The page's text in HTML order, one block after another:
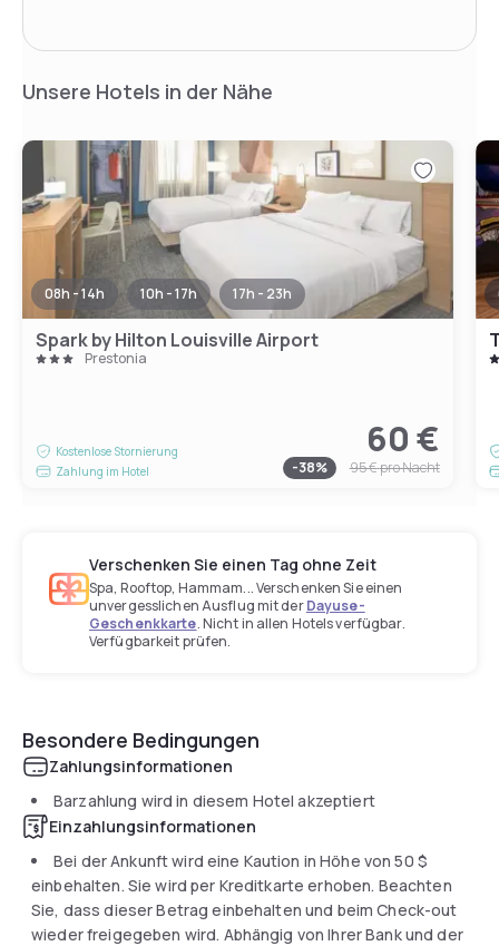
Unsere Hotels in der Nähe
08h - 14h 10h - 17h 17h - 23h
Spark by Hilton Louisville Airport
Prestonia
Kostenlose Stornierung
Zahlung im Hotel
60 €
-38% 95 €pro Nacht
Verschenken Sie einen Tag ohne Zeit
Spa, Rooftop, Hammam... Verschenken Sie einen
unvergesslichen Ausflug mit derDayuse-
Geschenkkarte. Nicht in allen Hotels verfügbar.
Verfügbarkeit prüfen.
Besondere Bedingungen
Zahlungsinformationen
Barzahlung wird in diesem Hotel akzeptiert
Einzahlungsinformationen
Bei der Ankunft wird eine Kaution in Höhe von50 $
einbehalten. Sie wird per Kreditkarte erhoben. Beachten
Sie, dass dieser Betrag einbehalten und beim Check-out
wieder freigegeben wird. Abhängig von Ihrer Bank und der